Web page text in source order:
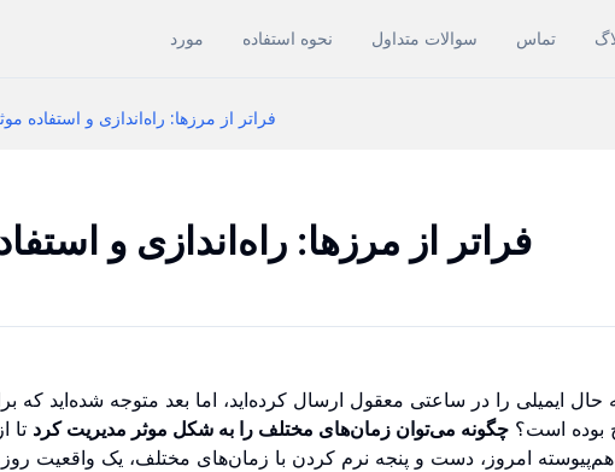
مورد نحوه استفاده سوالات متداول تماس
فراتر از مرزها: راه‌اندازی و
فراتر از مرزها: راه‌اندازی و
به حال ایمیلی را در ساعتی معقول ارسال کرده‌اید، اما بعد متوجه
چگونه می‌توان زمان‌های مختلف را به شکل موثر مدیریت کرد تا
امروز، دست و پنجه نرم کردن با زمان‌های مختلف، یک واقعیت